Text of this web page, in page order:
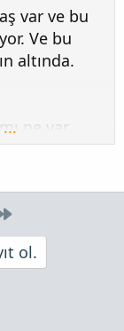
var ve bu
Ve bu
altında.
ne var
Son
ol.